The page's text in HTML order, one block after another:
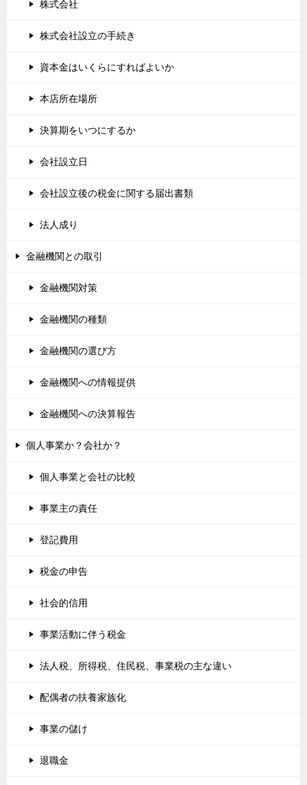
株式会社
株式会社設立の手続き
資本金はいくらにすればよいか
本店所在場所
決算期をいつにするか
会社設立日
会社設立後の税金に関する届出書類
法人成り
金融機関との取引
金融機関対策
金融機関の種類
金融機関の選び方
金融機関への情報提供
金融機関への決算報告
個人事業か？会社か？
個人事業と会社の比較
事業主の責任
登記費用
税金の申告
社会的信用
事業活動に伴う税金
法人税、所得税、住民税、事業税の主な違い
配偶者の扶養家族化
事業の儲け
退職金